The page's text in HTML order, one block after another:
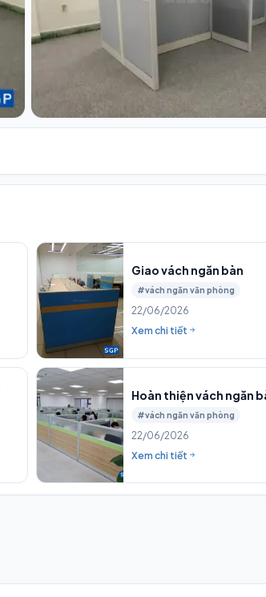
Giao vách ngăn bàn
#vách ngăn văn phòng
22/06/2026
Xem chi tiết
Hoàn thiện vách ngăn
#vách ngăn văn phòng
22/06/2026
Xem chi tiết